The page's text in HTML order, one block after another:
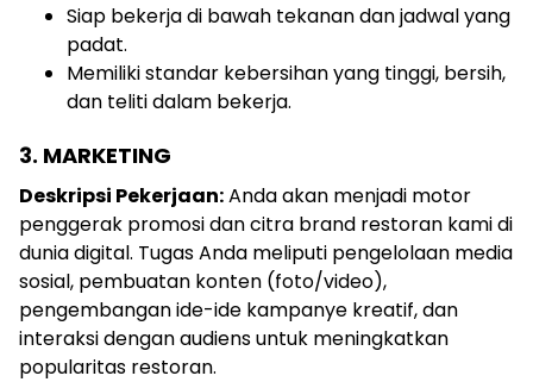
Siap bekerja di bawah tekanan dan jadwal yang
padat.
Memiliki standar kebersihan yang tinggi, bersih,
dan teliti dalam bekerja.
3. MARKETING
Deskripsi Pekerjaan:Anda akan menjadi motor
penggerak promosi dan citra brand restoran kami di
dunia digital. Tugas Anda meliputi pengelolaan media
sosial, pembuatan konten (foto/video),
pengembangan ide-ide kampanye kreatif, dan
interaksi dengan audiens untuk meningkatkan
popularitas restoran.